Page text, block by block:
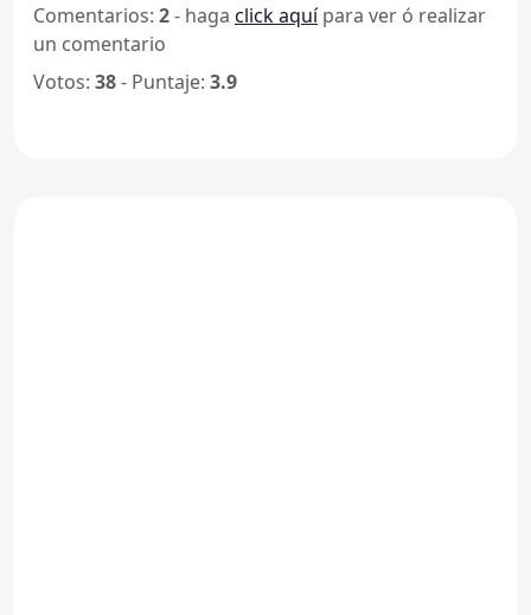
Comentarios: 2- haga click aquípara ver ó realizar
un comentario
Votos: 38- Puntaje: 3.9